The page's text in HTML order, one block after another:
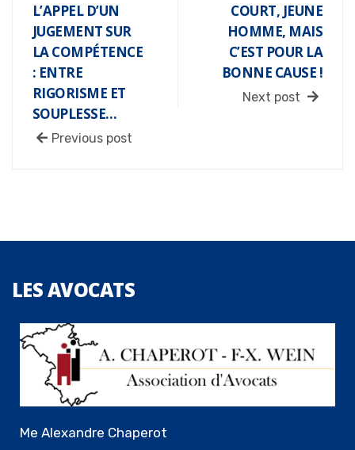
L’APPEL D’UN
JUGEMENT SUR
LA COMPÉTENCE
: ENTRE
RIGORISME ET
SOUPLESSE…
Previous post
COURT, JEUNE
HOMME, MAIS
C’EST POUR LA
BONNE CAUSE !
Next post
LESAVOCATS
Me Alexandre Chaperot